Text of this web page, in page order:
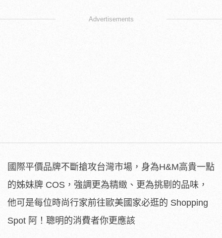
Advertisements
國際平價品牌不斷搶攻台灣市場，身為H&M高貴一點
的姊妹牌 COS，強調更為精緻、更為挑剔的品味，
他可是每位時尚行家前往歐美國家必逛的 Shopping
Spot 阿！聰明的消費者你更應該